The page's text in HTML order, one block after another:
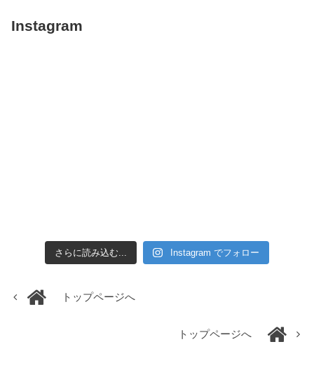
Instagram
さらに読み込む... Instagram でフォロー
トップページへ
トップページへ